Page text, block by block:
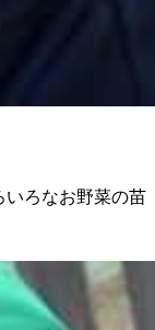
いろなお野菜の苗